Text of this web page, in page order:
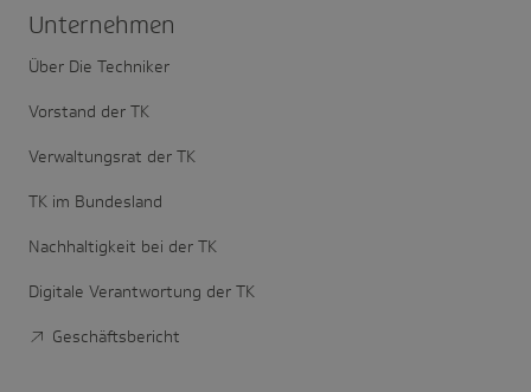
Unter­nehmen
Über Die Techniker
Vorstand der TK
Verwaltungsrat der TK
TK im Bundesland
Nachhaltigkeit bei der TK
Digitale Verantwortung der TK
Geschäftsbericht